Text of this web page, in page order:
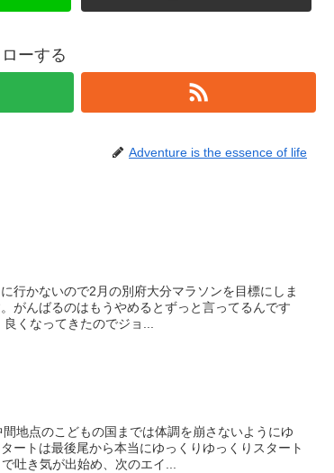
ーする
Adventure is the essence of life
行かないので2月の別府大分マラソンを目標にしま
がんばるのはもうやめるとずっと言ってるんです
くなってきたのでジョ...
地点のこどもの国までは体調を崩さないようにゆ
ートは最後尾から本当にゆっくりゆっくりスタート
吐き気が出始め、次のエイ...